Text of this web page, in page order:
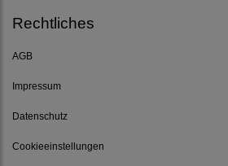
Rechtliches
AGB
Impressum
Datenschutz
Cookieeinstellungen